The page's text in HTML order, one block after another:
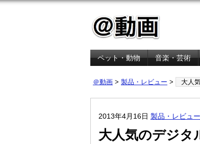
ペット・動物 音楽・芸術
＠動画 > 製品・レビュー > 大人
2013年4月16日 製品・レビュー
大人気のデジタ